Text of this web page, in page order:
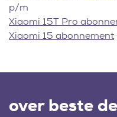
p/m
Xiaomi 15T Pro
Xiaomi 15 abonnement
over beste